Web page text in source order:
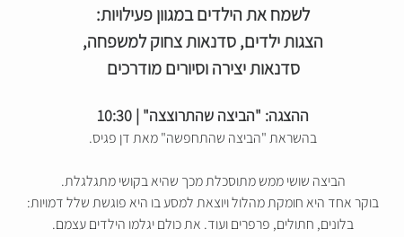
לשמח את הילדים במגוון פעילויות:
הצגות ילדים, סדנאות צחוק למשפחה,
סדנאות יצירה וסיורים מודרכים
ההצגה: "הביצה שהתרוצצה" | 10:30
בהשראת "הביצה שהתחפשה" מאת דן פגיס.
הביצה שושי ממש מתוסכלת מכך שהיא בקושי מתגלגלת.
בוקר אחד היא חומקת מהלול ויוצאת למסע בו היא פוגשת שלל דמויות:
בלונים, חתולים, פרפרים ועוד. את כולם יגלמו הילדים עצמם.